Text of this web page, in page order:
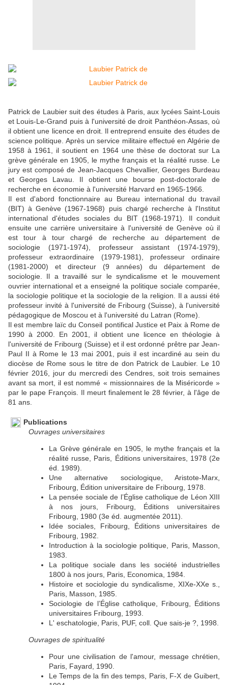
Patrick de Laubier suit des études à Paris, aux lycées Saint-Louis
et Louis-Le-Grand puis à l'université de droit Panthéon-Assas, où
il obtient une licence en droit. Il entreprend ensuite des études de
science politique. Après un service militaire effectué en Algérie de
1958 à 1961, il soutient en 1964 une thèse de doctorat sur La
grève générale en 1905, le mythe français et la réalité russe. Le
jury est composé de Jean-Jacques Chevallier, Georges Burdeau
et Georges Lavau. Il obtient une bourse post-doctorale de
recherche en économie à l'université Harvard en 1965-1966.
Il est d'abord fonctionnaire au Bureau international du travail
(BIT) à Genève (1967-1968) puis chargé recherche à l'Institut
international d'études sociales du BIT (1968-1971). Il conduit
ensuite une carrière universitaire à l'université de Genève où il
est tour à tour chargé de recherche au département de
sociologie (1971-1974), professeur assistant (1974-1979),
professeur extraordinaire (1979-1981), professeur ordinaire
(1981-2000) et directeur (9 années) du département de
sociologie. Il a travaillé sur le syndicalisme et le mouvement
ouvrier international et a enseigné la politique sociale comparée,
la sociologie politique et la sociologie de la religion. Il a aussi été
professeur invité à l'université de Fribourg (Suisse), à l'université
pédagogique de Moscou et à l'université du Latran (Rome).
Il est membre laïc du Conseil pontifical Justice et Paix à Rome de
1990 à 2000. En 2001, il obtient une licence en théologie à
l'université de Fribourg (Suisse) et il est ordonné prêtre par Jean-
Paul II à Rome le 13 mai 2001, puis il est incardiné au sein du
diocèse de Rome sous le titre de don Patrick de Laubier. Le 10
février 2016, jour du mercredi des Cendres, soit trois semaines
avant sa mort, il est nommé « missionnaires de la Miséricorde »
par le pape François. Il meurt finalement le 28 février, à l'âge de
81 ans.
Publications
Ouvrages universitaires
La Grève générale en 1905, le mythe français et la
réalité russe, Paris, Éditions universitaires, 1978 (2e
éd. 1989).
Une alternative sociologique, Aristote-Marx,
Fribourg, Édition universitaire de Fribourg, 1978.
La pensée sociale de l’Église catholique de Léon XIII
à nos jours, Fribourg, Éditions universitaires
Fribourg, 1980 (3e éd. augmentée 2011).
Idée sociales, Fribourg, Éditions universitaires de
Fribourg, 1982.
Introduction à la sociologie politique, Paris, Masson,
1983.
La politique sociale dans les société industrielles
1800 à nos jours, Paris, Economica, 1984.
Histoire et sociologie du syndicalisme, XIXe-XXe s.,
Paris, Masson, 1985.
Sociologie de l’Église catholique, Fribourg, Éditions
universitaires Fribourg, 1993.
L' eschatologie, Paris, PUF, coll. Que sais-je ?, 1998.
Ouvrages de spiritualité
Pour une civilisation de l'amour, message chrétien,
Paris, Fayard, 1990.
Le Temps de la fin des temps, Paris, F-X de Guibert,